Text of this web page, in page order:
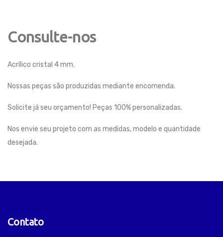
Consulte-nos
Acrílico cristal 4 mm.
Nossas peças são produzidas mediante encomenda.
Solicite já seu orçamento! Peças 100% personalizadas.
Nos envie seu projeto com as medidas, modelo e quantidade
desejada.
Contato